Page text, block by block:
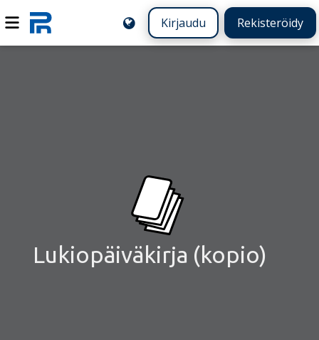
Kirjaudu Rekisteröidy
Lukiopäiväkirja (kopio)